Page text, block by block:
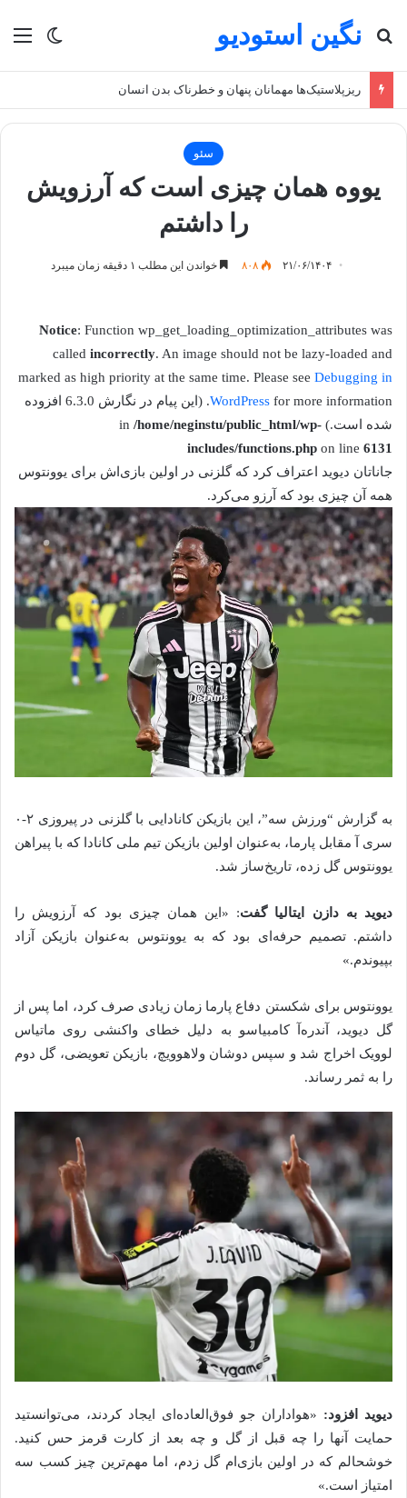
تغییر نگین استودیو
جستجو برای
ریزپلاستیک‌ها مهمانان پنهان و خطرناک بدن انسان
سئو
یووه همان چیزی است که آرزویش
را داشتم
۲۱/۰۶/۱۴۰۴ ۸۰۸ خواندن این مطلب ۱ دقیقه زمان میبرد
Notice: Function wp_get_loading_optimization_attributes was
called incorrectly. An image should not be lazy-loaded and
marked as high priority at the same time. Please see Debugging in
WordPress
for more information. (این پیام در نگارش 6.3.0 افزوده
شده است.) in /home/neginstu/public_html/wp-
includes/functions.php on line 6131
جاناتان دیوید اعتراف کرد که گلزنی در اولین بازی‌اش برای یوونتوس
همه آن چیزی بود که آرزو می‌کرد.
به گزارش “ورزش سه”، این بازیکن کانادایی با گلزنی در پیروزی ۲-۰
سری آ مقابل پارما، به‌عنوان اولین بازیکن تیم ملی کانادا که با پیراهن
یوونتوس گل زده، تاریخ‌ساز شد.
دیوید به دازن ایتالیا گفت: «این همان چیزی بود که آرزویش را
داشتم. تصمیم حرفه‌ای بود که به یوونتوس به‌عنوان بازیکن آزاد
بپیوندم.»
یوونتوس برای شکستن دفاع پارما زمان زیادی صرف کرد، اما پس از
گل دیوید، آندره‌آ کامبیاسو به دلیل خطای واکنشی روی ماتیاس
لوویک اخراج شد و سپس دوشان ولاهوویچ، بازیکن تعویضی، گل دوم
را به ثمر رساند.
دیوید افزود: «هواداران جو فوق‌العاده‌ای ایجاد کردند، می‌توانستید
حمایت آنها را چه قبل از گل و چه بعد از کارت قرمز حس کنید.
خوشحالم که در اولین بازی‌ام گل زدم، اما مهم‌ترین چیز کسب سه
امتیاز است.»